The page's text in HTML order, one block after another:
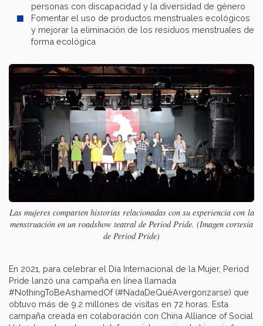
personas con discapacidad y la diversidad de género
Fomentar el uso de productos menstruales ecológicos
y mejorar la eliminación de los residuos menstruales de
forma ecológica
Las mujeres comparten historias relacionadas con su experiencia con la
menstruación en un roadshow teatral de Period Pride. (Imagen cortesía
de Period Pride)
En 2021, para celebrar el Día Internacional de la Mujer, Period
Pride lanzó una campaña en línea llamada
#NothingToBeAshamedOf (#NadaDeQuéAvergonzarse) que
obtuvo más de 9.2 millones de visitas en 72 horas. Esta
campaña creada en colaboración con China Alliance of Social